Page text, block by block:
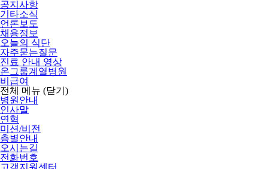
공지사항
기타소식
언론보도
채용정보
오늘의 식단
자주묻는질문
진료 안내 영상
온그룹계열병원
비급여
전체 메뉴 (닫기)
병원안내
인사말
연혁
미션/비전
층별안내
오시는길
전화번호
고객지원센터